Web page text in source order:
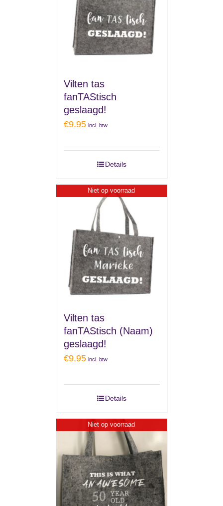
Vilten tas
fanTAStisch
geslaagd!
€9.95 incl. btw
Details
Niet op voorraad
Vilten tas
fanTAStisch (Naam)
geslaagd!
€9.95 incl. btw
Details
Niet op voorraad